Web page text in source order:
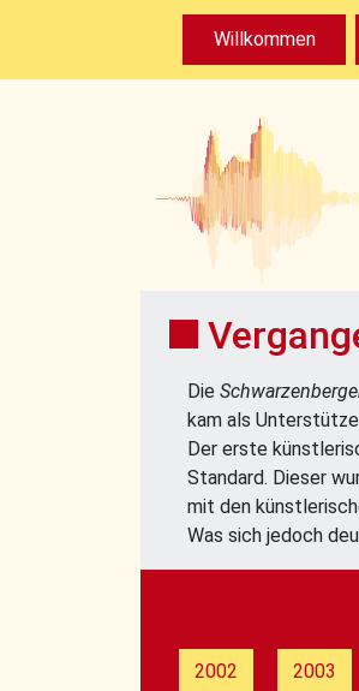
Willkommen
Die
kam als
Der erste
Standard. Dieser
mit den
Was sich jedoch
2002 2003